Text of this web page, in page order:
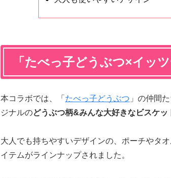
「たべっ子どうぶつ×イッ
本コラボでは、「 たべっ子どうぶつ 」の仲間
ジナルのどうぶつ柄&みんな大好きなビスケッ
大人でも持ちやすいデザインの、ポーチやタ
イテムがラインナップされました。